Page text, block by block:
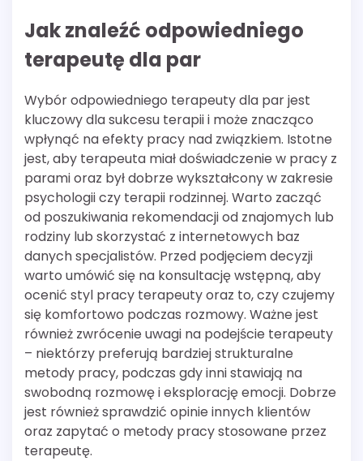
Jak znaleźć odpowiedniego
terapeutę dla par
Wybór odpowiedniego terapeuty dla par jest
kluczowy dla sukcesu terapii i może znacząco
wpłynąć na efekty pracy nad związkiem. Istotne
jest, aby terapeuta miał doświadczenie w pracy z
parami oraz był dobrze wykształcony w zakresie
psychologii czy terapii rodzinnej. Warto zacząć
od poszukiwania rekomendacji od znajomych lub
rodziny lub skorzystać z internetowych baz
danych specjalistów. Przed podjęciem decyzji
warto umówić się na konsultację wstępną, aby
ocenić styl pracy terapeuty oraz to, czy czujemy
się komfortowo podczas rozmowy. Ważne jest
również zwrócenie uwagi na podejście terapeuty
– niektórzy preferują bardziej strukturalne
metody pracy, podczas gdy inni stawiają na
swobodną rozmowę i eksplorację emocji. Dobrze
jest również sprawdzić opinie innych klientów
oraz zapytać o metody pracy stosowane przez
terapeutę.